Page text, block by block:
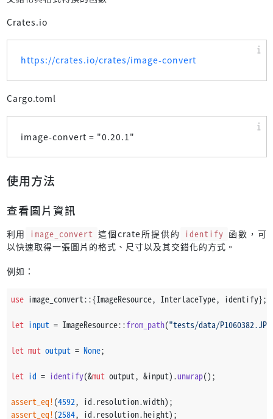
Crates.io
https://crates.io/crates/image-convert
Cargo.toml
image-convert = "0.20.1 "
使用方法
查看圖片資訊
利用 image_convert 這個crate所提供的 identify 函數，可
以快速取得一張圖片的格式、尺寸以及其交錯化的方式。
例如：
use image_convert::{ImageResource, InterlaceType, identify};
let input = ImageResource::from_path("tests/data/
let mut output = None;
let id = identify(&mut output, &input).unwrap();
assert_eq! (4592, id.resolution.width);
assert_eq! (2584, id.resolution.height);